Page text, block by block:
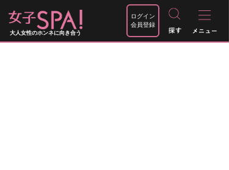
大人女性のホンネに向き合う
ログイン
会員登録